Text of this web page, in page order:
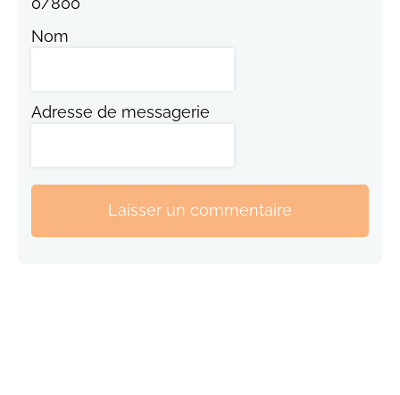
Nom
Adresse de messagerie
Laisser un commentaire